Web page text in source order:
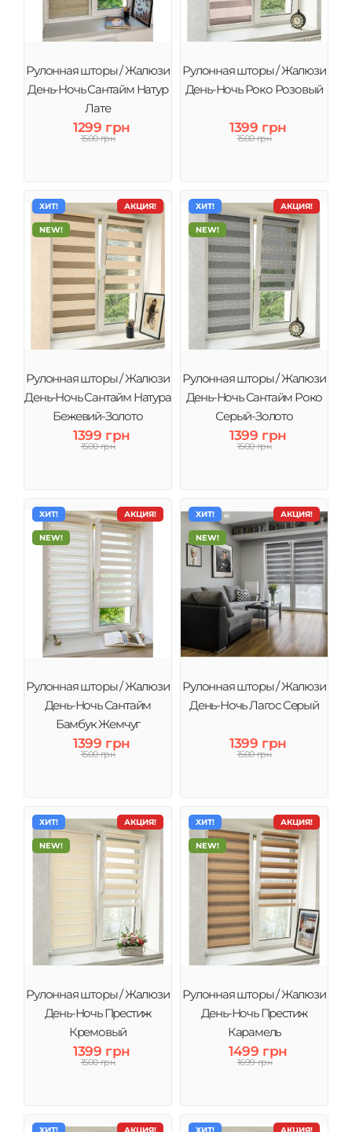
Рулонная шторы / Жалюзи
День-Ночь Сантайм Натур
Лате
1299 грн
1500 грн
Рулонная шторы / Жалюзи
День-Ночь Роко Розовый
1399 грн
1500 грн
АКЦИЯ!
ХИТ!
NEW!
Рулонная шторы / Жалюзи
День-Ночь Сантайм Натура
Бежевий-Золото
1399 грн
1500 грн
АКЦИЯ!
ХИТ!
NEW!
Рулонная шторы / Жалюзи
День-Ночь Сантайм Роко
Серый-Золото
1399 грн
1500 грн
АКЦИЯ!
ХИТ!
NEW!
Рулонная шторы / Жалюзи
День-Ночь Сантайм
Бамбук Жемчуг
1399 грн
1500 грн
АКЦИЯ!
ХИТ!
NEW!
Рулонная шторы / Жалюзи
День-Ночь Лагос Серый
1399 грн
1500 грн
АКЦИЯ!
ХИТ!
NEW!
Рулонная шторы / Жалюзи
День-Ночь Престиж
Кремовый
1399 грн
1500 грн
АКЦИЯ!
ХИТ!
NEW!
Рулонная шторы / Жалюзи
День-Ночь Престиж
Карамель
1499 грн
1699 грн